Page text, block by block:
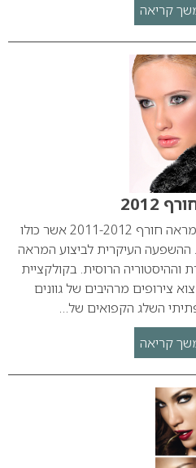
קריאה
2012
אמן האיפור בועז שטיין מציג מראה חורף 2011-2012 אשר כולו
ההשפעה העיקרית לביצוע המראה
הרוסית. בקולקציית
צירופים מרהיבים של גוונים
השלג הקפואים של…
קריאה